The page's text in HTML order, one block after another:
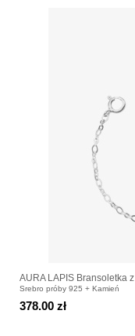
AURA LAPIS Bransoletka
Srebro próby 925 + Kamień
378.00 zł